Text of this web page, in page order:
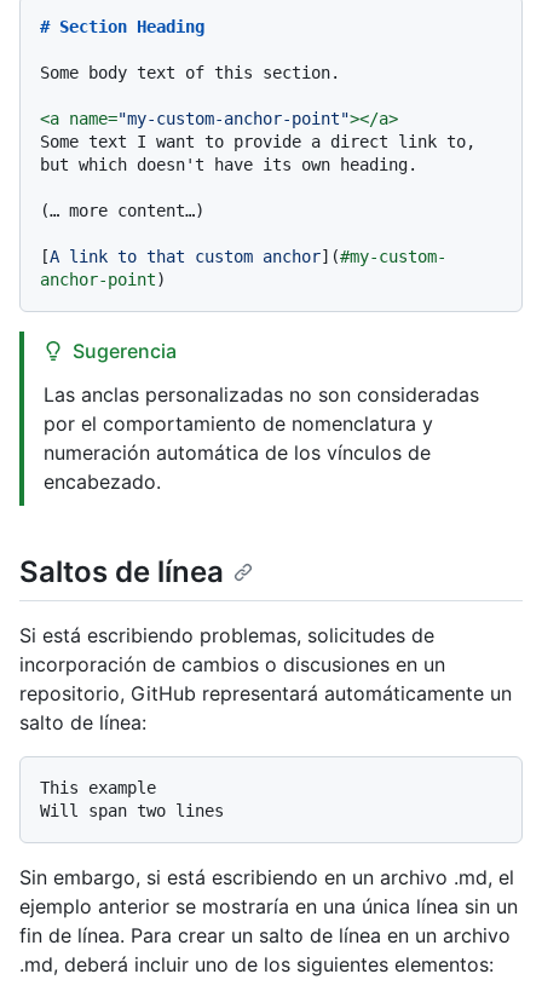
# Section Heading
Some body text of this section.
<a name="my-custom-anchor-point"></a>
Some text I want to provide a direct link to,
but which doesn't have its own heading.
(… more content…)
[A link to that custom anchor](#my-custom-
anchor-point
Sugerencia
Las anclas personalizadas no son consideradas
por el comportamiento de nomenclatura y
numeración automática de los vínculos de
encabezado.
Saltos de línea
Si está escribiendo problemas, solicitudes de
incorporación de cambios o discusiones en un
repositorio, GitHub representará automáticamente un
salto de línea:
This example
Sin embargo, si está escribiendo en un archivo .md, el
ejemplo anterior se mostraría en una única línea sin un
fin de línea. Para crear un salto de línea en un archivo
.md, deberá incluir uno de los siguientes elementos: